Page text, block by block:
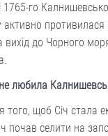
1765-го
активно
вихід до Чорного
любила
того, щоб Січ стала
почав селити на